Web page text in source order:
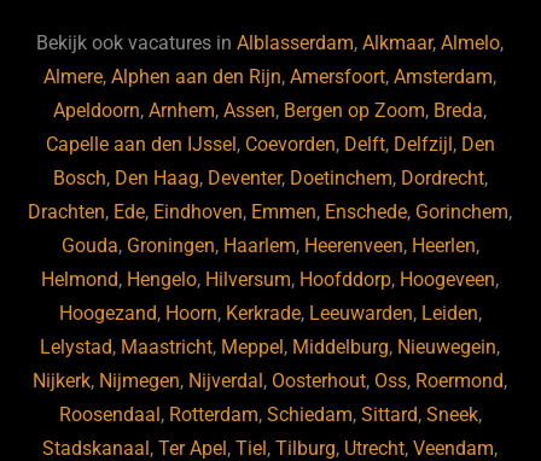
b
o
o
k
ky dI
n
Bekijk ook vacatures inAlblasserdam,Alkmaar,Almelo,
Almere,Alphen aan den Rijn,Amersfoort,Amsterdam,
Apeldoorn,Arnhem,Assen, Bergen op Zoom, Breda,
Capelle aan den IJssel , Coevorden, Delft, Delfzijl , Den
Bosch, Den Haag, Deventer, Doetinchem, Dordrecht,
Drachten, Ede, Eindhoven, Emmen, Enschede, Gorinchem,
Gouda, Groningen, Haarlem, Heerenveen, Heerlen,
Helmond, Hengelo, Hilversum, Hoofddorp, Hoogeveen,
Hoogezand, Hoorn, Kerkrade, Leeuwarden, Leiden,
Lelystad, Maastricht, Meppel , Middelburg, Nieuwegein,
Nijkerk, Nijmegen, Nijverdal , Oosterhout, Oss, Roermond,
Roosendaal , Rotterdam, Schiedam, Sittard, Sneek,
Stadskanaal ,Ter Apel ,Tiel ,Tilburg, Utrecht,Veendam,